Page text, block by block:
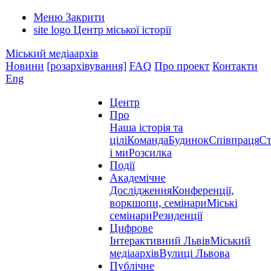
Меню Закрити
site logo Центр міської історії
Міський медіаархів
Новини [розархівування] FAQ Про проект Контакти
Eng
Центр
Про
Наша історія та
ціліКомандаБудинокСпівпраця
і миРозсилка
Події
Академічне
ДослідженняКонференції,
воркшопи, семінариМіські
семінариРезиденції
Цифрове
Інтерактивний ЛьвівМіський
медіаархівВулиці Львова
Публічне